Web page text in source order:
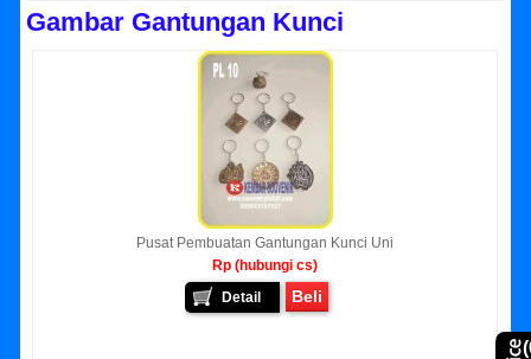
Gambar Gantungan Kunci
Pusat Pembuatan Gantungan Kunci Uni
Rp (hubungi cs)
Detail
Beli